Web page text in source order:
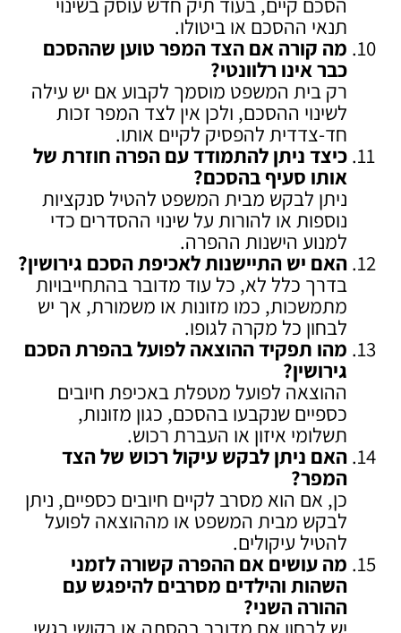
תנאי ההסכם או ביטולו.
מה קורה אם הצד המפר טוען שההסכם
כבר אינו רלוונטי?
רק בית המשפט מוסמך לקבוע אם יש עילה
לשינוי ההסכם, ולכן אין לצד המפר זכות
חד-צדדית להפסיק לקיים אותו.
כיצד ניתן להתמודד עם הפרה חוזרת של
אותו סעיף בהסכם?
ניתן לבקש מבית המשפט להטיל סנקציות
נוספות או להורות על שינוי ההסדרים כדי
למנוע הישנות ההפרה.
האם יש התיישנות לאכיפת הסכם גירושין?
בדרך כלל לא, כל עוד מדובר בהתחייבויות
מתמשכות, כמו מזונות או משמורת, אך יש
לבחון כל מקרה לגופו.
מהו תפקיד ההוצאה לפועל בהפרת הסכם
גירושין?
ההוצאה לפועל מטפלת באכיפת חיובים
כספיים שנקבעו בהסכם, כגון מזונות,
תשלומי איזון או העברת רכוש.
האם ניתן לבקש עיקול רכוש של הצד
המפר?
כן, אם הוא מסרב לקיים חיובים כספיים, ניתן
לבקש מבית המשפט או מההוצאה לפועל
להטיל עיקולים.
מה עושים אם ההפרה קשורה לזמני
השהות והילדים מסרבים להיפגש עם
ההורה השני?